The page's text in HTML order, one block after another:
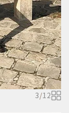
3/12